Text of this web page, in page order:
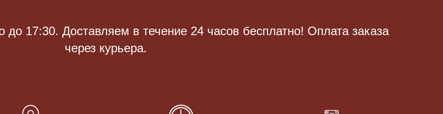
17:30. Доставляем в течение 24 часов бесплатно! Оплата заказа
через курьера.